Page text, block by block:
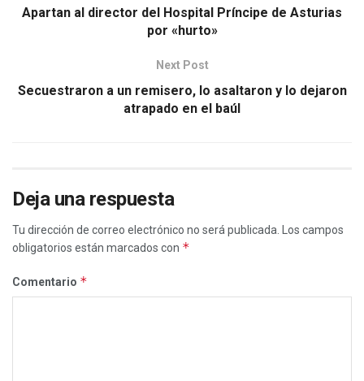
Apartan al director del Hospital Príncipe de Asturias
por «hurto»
Next Post
Secuestraron a un remisero, lo asaltaron y lo dejaron
atrapado en el baúl
Deja una respuesta
Tu dirección de correo electrónico no será publicada.
Los campos
obligatorios están marcados con *
Comentario *